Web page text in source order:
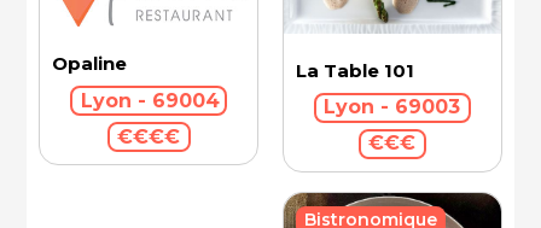
Opaline
Lyon - 69004
€€€€
La Table 101
Lyon - 69003
€€€
Bistronomique